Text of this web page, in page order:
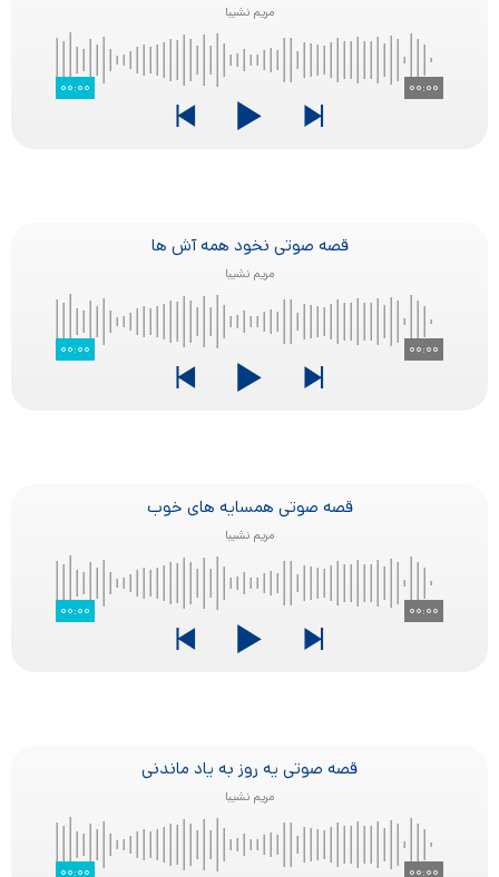
مریم نشیبا
۰۰:۰۰ ۰۰:۰۰
قصه صوتی نخود همه آش ها
مریم نشیبا
۰۰:۰۰ ۰۰:۰۰
قصه صوتی همسایه های خوب
مریم نشیبا
۰۰:۰۰ ۰۰:۰۰
قصه صوتی یه روز به یاد ماندنی
مریم نشیبا
۰۰:۰۰ ۰۰:۰۰